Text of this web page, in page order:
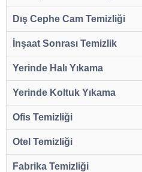
Dış Cephe Cam Temizliği
İnşaat Sonrası Temizlik
Yerinde Halı Yıkama
Yerinde Koltuk Yıkama
Ofis Temizliği
Otel Temizliği
Fabrika Temizliği